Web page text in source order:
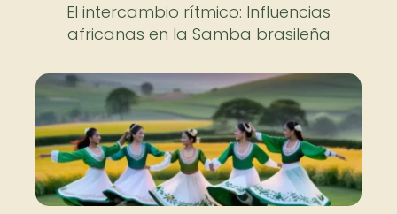
El intercambio rítmico: Influencias
africanas en la Samba brasileña